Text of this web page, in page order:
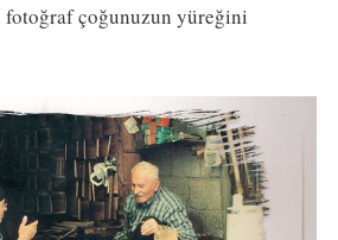
fotoğraf çoğunuzun yüreğini